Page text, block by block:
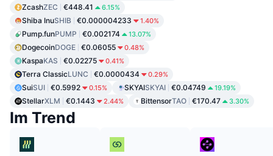
ZcashZEC €448.41 6.15%
Shiba InuSHIB €0.000004233 1.40%
Pump.funPUMP €0.002174 13.07%
DogecoinDOGE €0.06055 0.48%
KaspaKAS €0.02275 0.41%
Terra ClassicLUNC €0.0000434 0.29%
SuiSUI €0.5992 0.15% SKYAISKYAI €0.04749 19.19%
StellarXLM €0.1443 2.44% BittensorTAO €170.47 3.30%
Im Trend